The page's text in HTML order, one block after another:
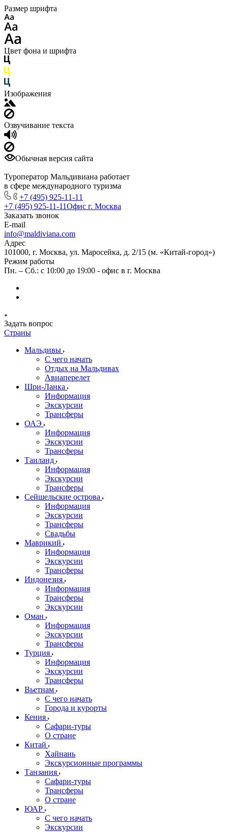
Размер шрифта
Цвет фона и шрифта
Изображения
Озвучивание текста
Обычная версия сайта
Туроператор Мальдивиана работает
в сфере международного туризма
+7 (495) 925-11-11
+7 (495) 925-11-11Офис г. Москва
Заказать звонок
E-mail
info@maldiviana.com
Адрес
101000, г. Москва, ул. Маросейка, д. 2/15 (м. «Китай-город»)
Режим работы
Пн. – Сб.: с 10:00 до 19:00 - офис в г. Москва
Задать вопрос
Страны
Мальдивы
С чего начать
Отдых на Мальдивах
Авиаперелет
Шри-Ланка
Информация
Экскурсии
Трансферы
ОАЭ
Информация
Экскурсии
Трансферы
Таиланд
Информация
Экскурсии
Трансферы
Сейшельские острова
Информация
Экскурсии
Трансферы
Свадьбы
Маврикий
Информация
Экскурсии
Трансферы
Индонезия
Информация
Трансферы
Экскурсии
Оман
Информация
Экскурсии
Трансферы
Турция
Информация
Экскурсии
Трансферы
Вьетнам
С чего начать
Города и курорты
Кения
Сафари-туры
О стране
Китай
Хайнань
Экскурсионные программы
Танзания
Сафари-туры
Трансферы
О стране
ЮАР
С чего начать
Экскурсии